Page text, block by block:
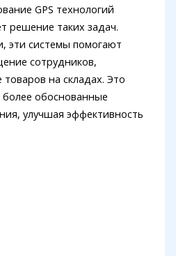
GPS технологий
решение таких задач.
эти системы помогают
сотрудников,
на складах. Это
обоснованные
улучшая эффективность